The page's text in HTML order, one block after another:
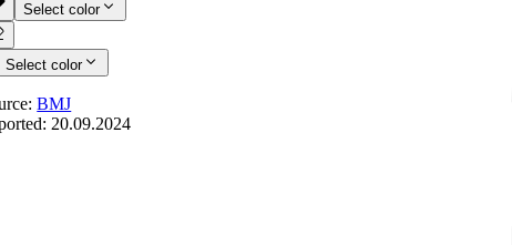
Select color
Select color
BMJ
20.09.2024